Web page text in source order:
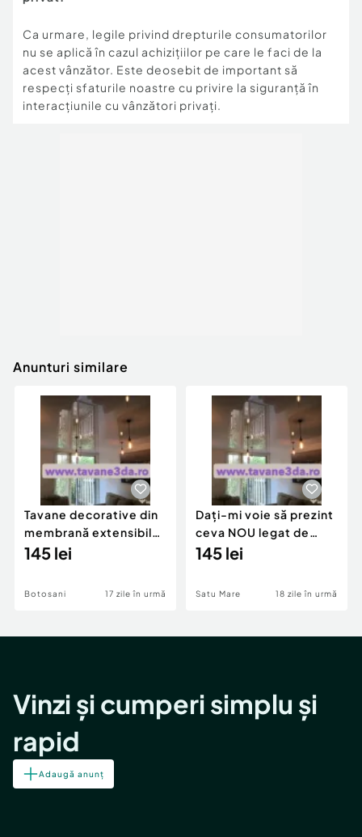
Ca urmare, legile privind drepturile consumatorilor
nu se aplică în cazul achizițiilor pe care le faci de la
acest vânzător. Este deosebit de important să
respecți sfaturile noastre cu privire la siguranță în
interacțiunile cu vânzători privați.
Anunturi similare
Tavane decorative din
membrană extensibilă
la montaj. Fără îmbinări
145 lei
Botosani 17 zile în urmă
Dați-mi voie să prezint
ceva NOU legat de
amenajarea
145 lei
Satu Mare 18 zile în urmă
Vinzi și cumperi simplu și
rapid
Adaugă anunț